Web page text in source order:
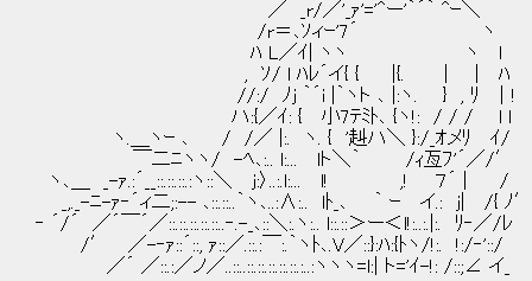
／ _r/／'_ｧ'='^ー'｀´｀ ^ｰ＼
/r＝､ｿィｰ'7´ ヽ
ﾊ L／ｲ| ヽヽ ヽ l
, ｿ/ l ﾊﾚ´イ{ { |{. ｜ | ﾊ
//:/ ﾉj ｀´i |｀ヽト ､ |:ヽ. } , ﾘ ｜!
ハ:{／ｲ: { 小7ﾃﾐﾄ､ {ヽ!: / / / l l
ヽ.＿ヽｰ ､ / /／ |:. ヽ. { '赳ハ＼ }:/_ｵメﾘ ｲ/
￣二ﾆヽヽ/ -ﾍ､:.. l:... lト＼｀ /ｨ亙ﾌ'´／/′
ヽ､＿ _-ｧ.:´__::.::.::.:ヽ::＼ j:〉..:.l:... l! ,! ７´ | /
_,._-ﾆ-ｧ‐´ィ二;:-- ､::.::..｀ヽ､..:∧:.. lﾄ_､ ｀ ｰ イ.: j| /{ ﾉ′
‐ ´/´ ／´￣´／::.::.::.::.::..‐.-_､::＼:.ヽ:.. l::.::＞ー＜l!:..:.|:. ﾘ‐／/ﾚ
/′ ／-‐ｧ::´::, ｧ::／.::.:￣:.｀ヽﾄ､.V／::}:ﾊ:{ﾄヽ/!:. !:/‐'::/
／´ ／::.:／ノ／..::..::.::.::.::.::.:..:ヽヽヽ=l:| ト='ｲ-!: /::;∠ イ_